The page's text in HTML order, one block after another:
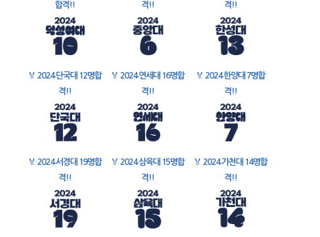
합격!!
격!!
격!!
🏅 2024 단국대 12명합
격!!
🏅 2024 연세대 16명합
격!!
🏅 2024 한양대 7명합
격!!
🏅 2024 서경대 19명합
격!!
🏅 2024 삼육대 15명합
격!!
🏅 2024 가천대 14명합
격!!